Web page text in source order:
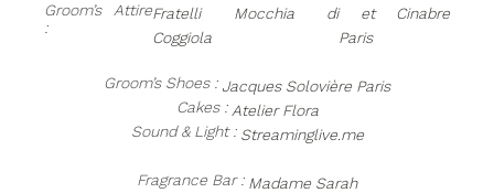
Groom’s Attire
:
Fratelli Mocchia di
Coggiola
et Cinabre
Paris
Groom’s Shoes : Jacques Solovière Paris
Cakes : Atelier Flora
Sound & Light : Streaminglive.me
Fragrance Bar : Madame Sarah